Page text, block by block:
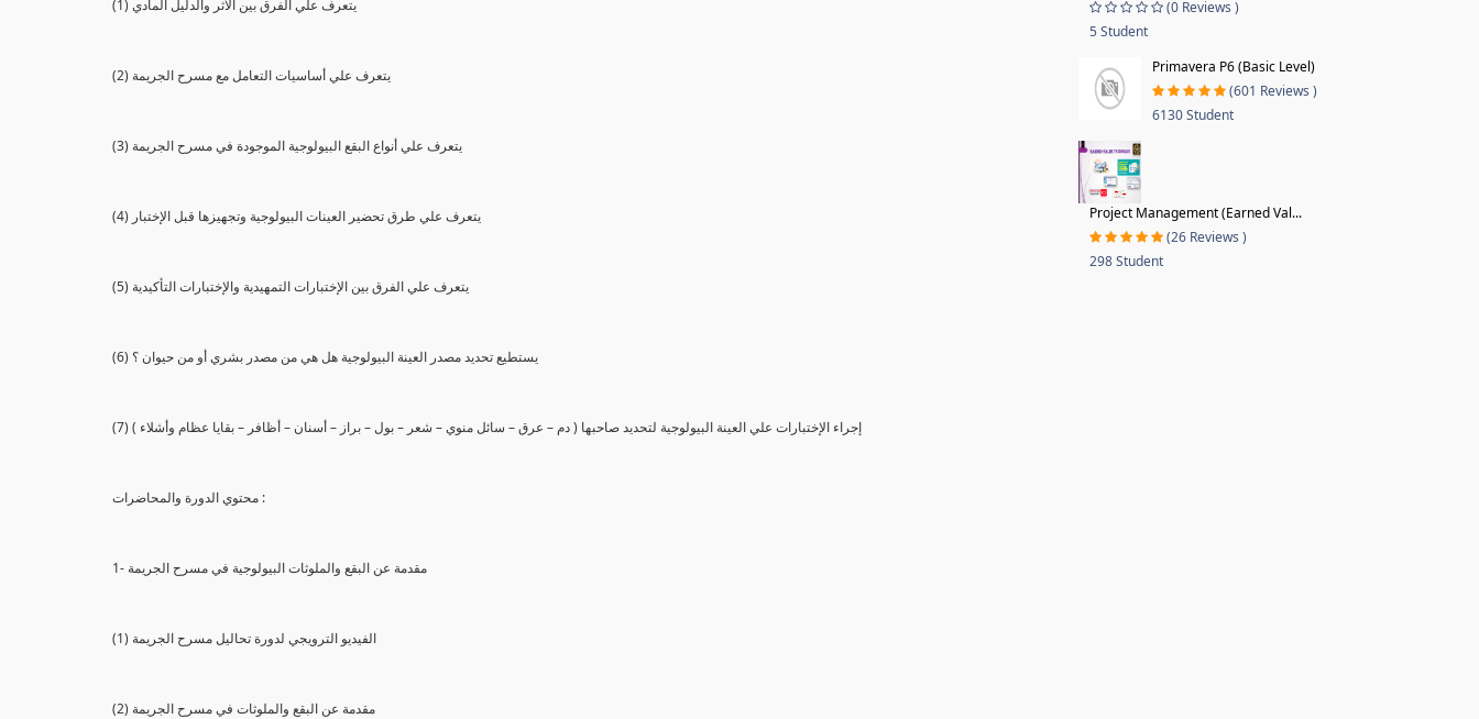
(1) يتعرف علي الفرق بين الأثر والدليل المادي
(2) يتعرف علي أساسيات التعامل مع مسرح الجريمة
(3) يتعرف علي أنواع البقع البيولوجية الموجودة في مسرح الجريمة
(4) يتعرف علي طرق تحضير العينات البيولوجية وتجهيزها قبل الإختبار
(5) يتعرف علي الفرق بين الإختبارات التمهيدية والإختبارات التأكيدية
(6) يستطيع تحديد مصدر العينة البيولوجية هل هي من مصدر بشري أو من حيوان ؟
(7) إجراء الإختبارات علي العينة البيولوجية لتحديد صاحبها ( دم – عرق – سائل منوي – شعر – بول – براز – أسنان – أظافر – بقايا عظام وأشلاء )
محتوي الدورة والمحاضرات :
1- مقدمة عن البقع والملوثات البيولوجية في مسرح الجريمة
(1) الفيديو الترويجي لدورة تحاليل مسرح الجريمة
(2) مقدمة عن البقع والملوثات في مسرح الجريمة
(0 Reviews )
5 Student
Primavera P6 (Basic Level)
(601 Reviews )
6130 Student
Project Management (Earned Val...
(26 Reviews )
298 Student